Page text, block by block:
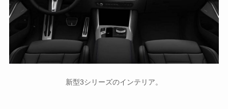
新型3シリーズのインテリア。